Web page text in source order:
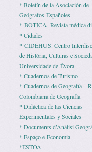
* Boletín de la Asociación de
Geógrafos Españoles
* BOTICA. Revista médica
* Cidades
* CIDEHUS. Centro
de História, Culturas e
Universidade de Évora
* Cuadernos de Turismo
* Cuadernos de Geografía –
Colombiana de Geografía
* Didáctica de las Ciencias
Experimentales y Sociales
* Documents d’Anàlisi
* Espaço e Economia
*ESTOA